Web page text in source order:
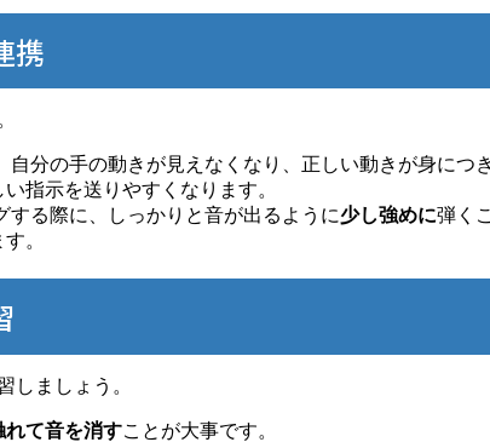
携
自分の手の動きが見えなくなり、正しい動きが身につ
指示を送りやすくなります。
する際に、しっかりと音が出るように少し強めに弾く
。
しましょう。
れて音を消すことが大事です。